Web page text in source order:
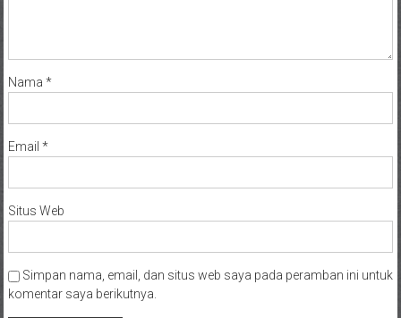
Nama *
Email *
Situs Web
Simpan nama, email, dan situs web saya pada peramban ini untuk
komentar saya berikutnya.